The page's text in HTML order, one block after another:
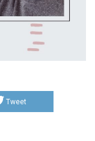
Tweet